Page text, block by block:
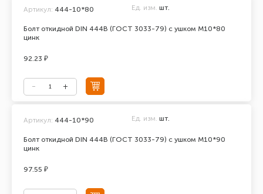
Болт откидной DIN 444В (ГОСТ 3033-79) с ушком М10*80
цинк
Артикул: 444-10*80 Ед. изм. шт.
92.23 ₽
Болт откидной DIN 444В (ГОСТ 3033-79) с ушком М10*90
цинк
Артикул: 444-10*90 Ед. изм. шт.
97.55 ₽